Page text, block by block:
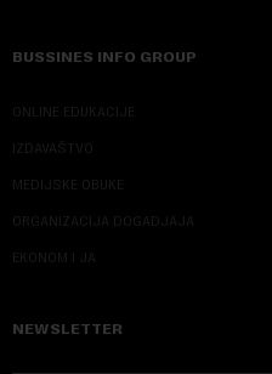
BUSSINES INFO GROUP
ONLINE EDUKACIJE
IZDAVAŠTVO
MEDIJSKE OBUKE
ORGANIZACIJA DOGADJAJA
EKONOM I JA
NEWSLETTER